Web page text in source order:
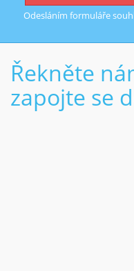
Odesláním formuláře
Řekněte
zapojte se